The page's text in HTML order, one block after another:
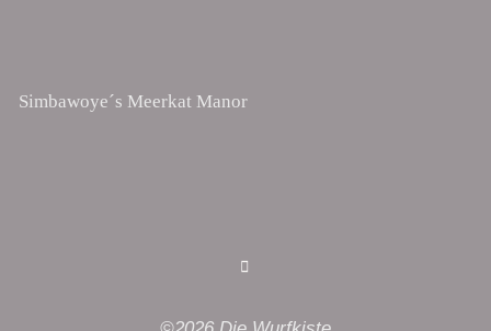
Simbawoye´s Meerkat Manor